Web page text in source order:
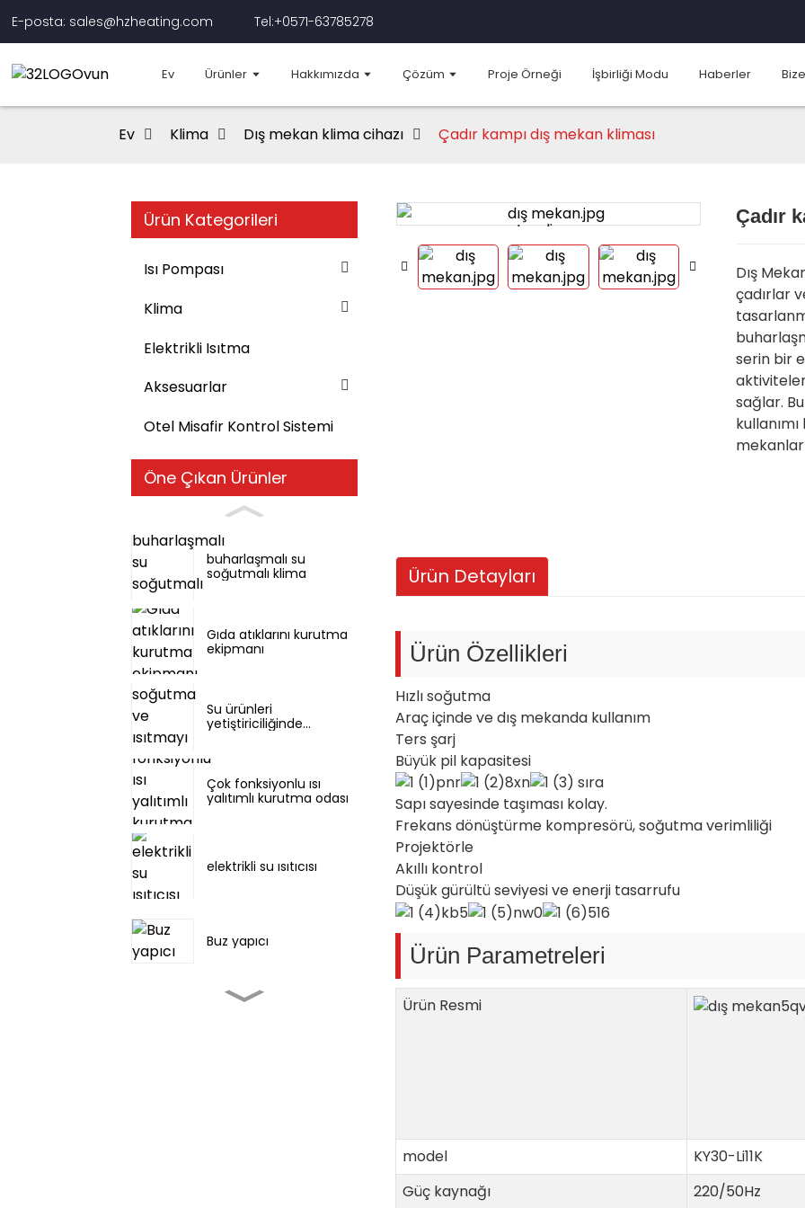
E-posta: sales@hzheating.com Tel:+0571-63785278
Ev Ürünler Hakkımızda Çözüm Proje Örneği İşbirliği Modu Haberler
Ev Klima Dış mekan klima cihazı Çadır kampı dış mekan kliması
Ürün Kategorileri
Isı Pompası
Klima
Elektrikli Isıtma
Aksesuarlar
Otel Misafir Kontrol Sistemi
Öne Çıkan Ürünler
buharlaşmalı su
soğutmalı klima
Gıda atıklarını kurutma
ekipmanı
Su ürünleri
yetiştiriciliğinde
birleştiriyor.
Çok fonksiyonlu ısı
yalıtımlı kurutma odası
elektrikli su ısıtıcısı
Buz yapıcı
Loading...
Loading... Loading...
Loading...
Çadır
Dış
çadırlar
serin bir
sağlar.
Ürün Detayları
Ürün Özellikleri
Hızlı soğutma
Araç içinde ve dış mekanda kullanım
Ters şarj
Büyük pil kapasitesi
Sapı sayesinde taşıması kolay.
Frekans dönüştürme kompresörü, soğutma verimliliği
Projektörle
Akıllı kontrol
Düşük gürültü seviyesi ve enerji tasarrufu
Ürün Parametreleri
Ürün Resmi
model
KY30-Li11K
Güç kaynağı
220/50Hz